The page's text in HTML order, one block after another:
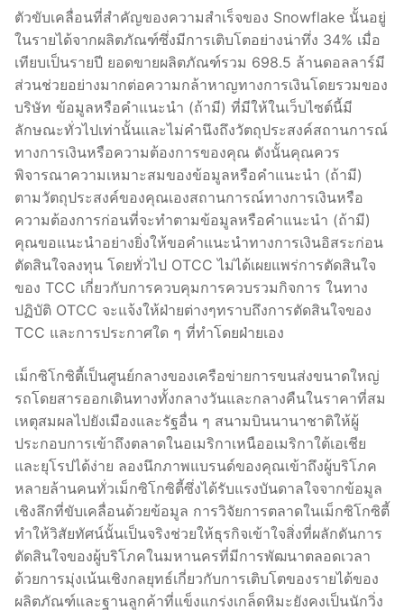
ตัวขับเคลื่อนที่สำคัญของความสำเร็จของ Snowflake นั้นอยู่
ในรายได้จากผลิตภัณฑ์ซึ่งมีการเติบโตอย่างน่าทึ่ง 34% เมื่อ
เทียบเป็นรายปี ยอดขายผลิตภัณฑ์รวม 698.5 ล้านดอลลาร์มี
ส่วนช่วยอย่างมากต่อความกล้าหาญทางการเงินโดยรวมของ
บริษัท ข้อมูลหรือคำแนะนำ (ถ้ามี) ที่มีให้ในเว็บไซต์นี้มี
ลักษณะทั่วไปเท่านั้นและไม่คำนึงถึงวัตถุประสงค์สถานการณ์
ทางการเงินหรือความต้องการของคุณ ดังนั้นคุณควร
พิจารณาความเหมาะสมของข้อมูลหรือคำแนะนำ (ถ้ามี)
ตามวัตถุประสงค์ของคุณเองสถานการณ์ทางการเงินหรือ
ความต้องการก่อนที่จะทำตามข้อมูลหรือคำแนะนำ (ถ้ามี)
คุณขอแนะนำอย่างยิ่งให้ขอคำแนะนำทางการเงินอิสระก่อน
ตัดสินใจลงทุน โดยทั่วไป OTCC ไม่ได้เผยแพร่การตัดสินใจ
ของ TCC เกี่ยวกับการควบคุมการควบรวมกิจการ ในทาง
ปฏิบัติ OTCC จะแจ้งให้ฝ่ายต่างๆทราบถึงการตัดสินใจของ
TCC และการประกาศใด ๆ ที่ทำโดยฝ่ายเอง
เม็กซิโกซิตี้เป็นศูนย์กลางของเครือข่ายการขนส่งขนาดใหญ่
รถโดยสารออกเดินทางทั้งกลางวันและกลางคืนในราคาที่สม
เหตุสมผลไปยังเมืองและรัฐอื่น ๆ สนามบินนานาชาติให้ผู้
ประกอบการเข้าถึงตลาดในอเมริกาเหนืออเมริกาใต้เอเชีย
และยุโรปได้ง่าย ลองนึกภาพแบรนด์ของคุณเข้าถึงผู้บริโภค
หลายล้านคนทั่วเม็กซิโกซิตี้ซึ่งได้รับแรงบันดาลใจจากข้อมูล
เชิงลึกที่ขับเคลื่อนด้วยข้อมูล การวิจัยการตลาดในเม็กซิโกซิตี้
ทำให้วิสัยทัศน์นั้นเป็นจริงช่วยให้ธุรกิจเข้าใจสิ่งที่ผลักดันการ
ตัดสินใจของผู้บริโภคในมหานครที่มีการพัฒนาตลอดเวลา
ด้วยการมุ่งเน้นเชิงกลยุทธ์เกี่ยวกับการเติบโตของรายได้ของ
ผลิตภัณฑ์และฐานลูกค้าที่แข็งแกร่งเกล็ดหิมะยังคงเป็นนักวิ่ง